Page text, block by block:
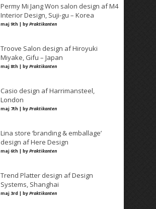
Permy Mi Jang Won salon design af M4
Interior Design, Suji-gu – Korea
maj 9th | byPraktikanten
Troove Salon design af Hiroyuki
Miyake, Gifu – Japan
maj 8th | byPraktikanten
Casio design af Harrimansteel,
London
maj 7th | byPraktikanten
Lina store ‘branding & emballage’
design af Here Design
maj 6th | byPraktikanten
Trend Platter design af Design
Systems, Shanghai
maj 3rd | byPraktikanten